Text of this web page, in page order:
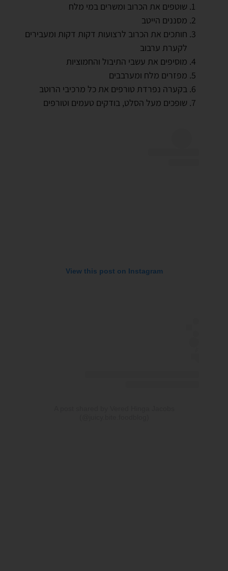
שוטפים את הכרוב ומשרים במי מלח
מסננים הייטב
חותכים את הכרוב לרצועות דקות דקות ומעבירים
לקערת ערבוב
מוסיפים את עשבי התיבול והחמוציות
מפזרים מלח ומערבבים
בקערה נפרדת טורפים את כל מרכיבי הרוטב
שופכים מעל הסלט, בודקים טעמים וטורפים
View this post on Instagram